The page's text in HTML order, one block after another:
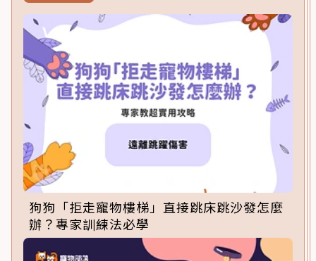
狗狗「拒走寵物樓梯」直接跳床跳沙發怎麼
辦？專家訓練法必學